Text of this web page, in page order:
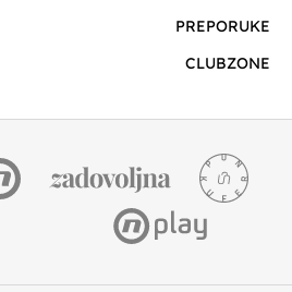
PREPORUKE
CLUBZONE